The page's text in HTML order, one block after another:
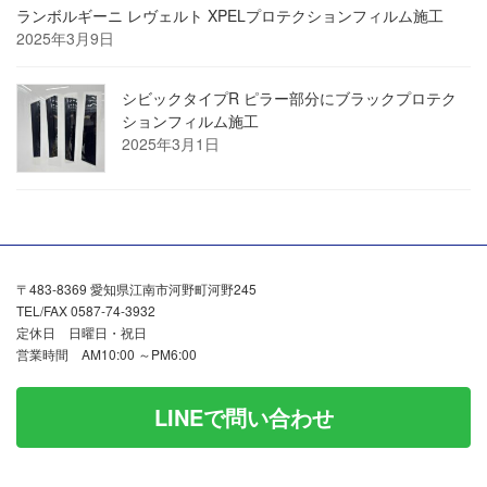
ランボルギーニ レヴェルト XPELプロテクションフィルム施工
2025年3月9日
シビックタイプR ピラー部分にブラックプロテク
ションフィルム施工
2025年3月1日
〒483-8369 愛知県江南市河野町河野245
TEL/FAX 0587-74-3932
定休日 日曜日・祝日
営業時間 AM10:00 ～PM6:00
LINEで問い合わせ